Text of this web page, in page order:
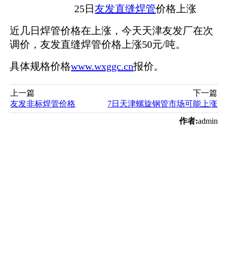
25日友发直缝焊管价格上涨
近几日焊管价格在上涨，今天天津友发厂在次
调价，友发直缝焊管价格上涨50元/吨。
具体规格价格www.wxggc.cn报价。
上一篇
友发非标焊管价格
下一篇
7日天津螺旋钢管市场可能上涨
作者:admin